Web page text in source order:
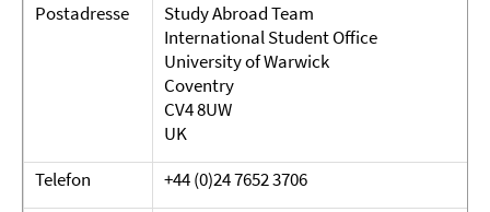
Postadresse
Study Abroad Team
International Student Office
University of Warwick
Coventry
CV4 8UW
UK
Telefon
+44 (0)24 7652 3706